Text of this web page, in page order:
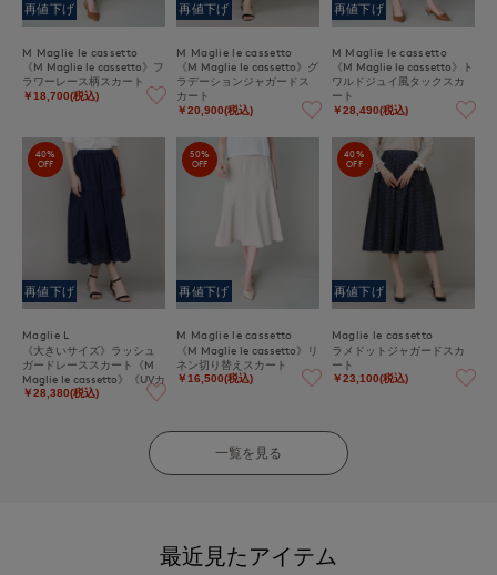
再値下げ
M Maglie le cassetto
《M Maglie le cassetto》フ
ラワーレース柄スカート
￥18,700(税込)
再値下げ
M Maglie le cassetto
《M Maglie le cassetto》グ
ラデーションジャガードス
カート
￥20,900(税込)
再値下げ
M Maglie le cassetto
《M Maglie le cassetto》ト
ワルドジュイ風タックスカ
ート
￥28,490(税込)
40%
OFF
再値下げ
Maglie L
《大きいサイズ》ラッシュ
ガードレーススカート《M
Maglie le cassetto》《UVカ
ット・撥水加工》
￥28,380(税込)
50%
OFF
再値下げ
M Maglie le cassetto
《M Maglie le cassetto》リ
ネン切り替えスカート
￥16,500(税込)
40%
OFF
再値下げ
Maglie le cassetto
ラメドットジャガードスカ
ート
￥23,100(税込)
一覧を見る
最近見たアイテム